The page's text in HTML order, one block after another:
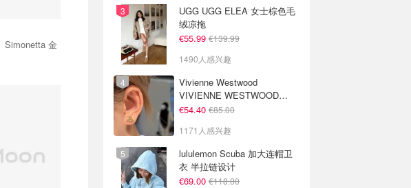
UGG UGG ELEA 女士棕色毛
绒凉拖
€55.99 €139.99
1490人感兴趣
Vivienne Westwood
VIVIENNE WESTWOOD
Nano Solitaire 耳环
€54.40 €85.00
1171人感兴趣
lululemon Scuba 加大连帽卫
衣 半拉链设计
€69.00 €118.00